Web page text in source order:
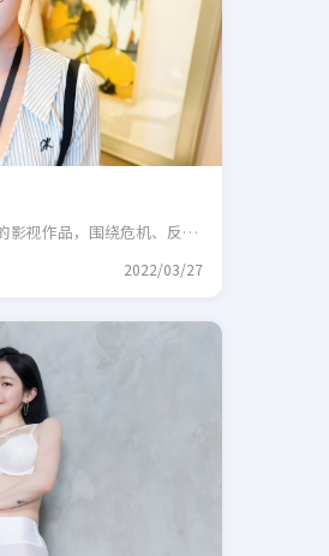
影视作品，围绕危机、反转
2022/03/27